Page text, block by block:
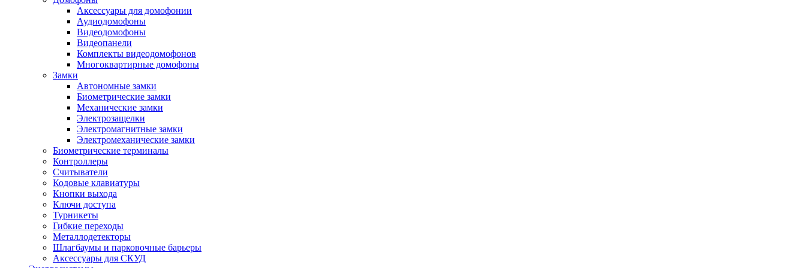
Аксессуары для домофонии
Аудиодомофоны
Видеодомофоны
Видеопанели
Комплекты видеодомофонов
Многоквартирные домофоны
Замки
Автономные замки
Биометрические замки
Механические замки
Электрозащелки
Электромагнитные замки
Электромеханические замки
Биометрические терминалы
Контроллеры
Считыватели
Кодовые клавиатуры
Кнопки выхода
Ключи доступа
Турникеты
Гибкие переходы
Металлодетекторы
Шлагбаумы и парковочные барьеры
Аксессуары для СКУД